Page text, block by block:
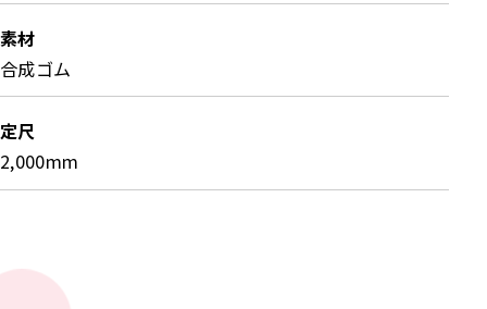
く採用されています。
素材
合成ゴム
定尺
2,000mm